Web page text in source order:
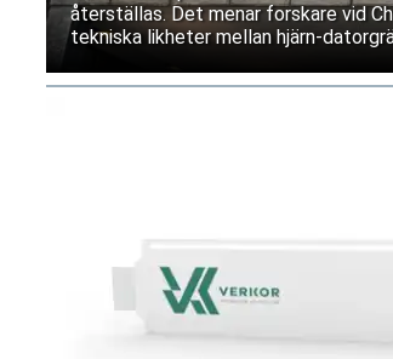
återställas. Det menar forskare vid
tekniska likheter mellan hjärn-